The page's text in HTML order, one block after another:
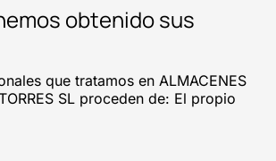
obtenido sus
que tratamos en ALMACENES
TORRES SL proceden de: El propio